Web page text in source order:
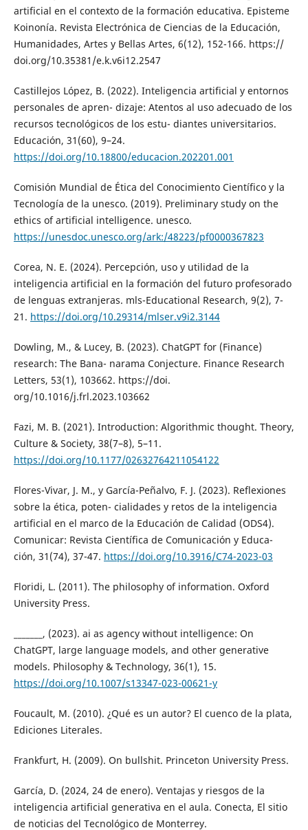
artificial en el contexto de la formación educativa. Episteme
Koinonía. Revista Electrónica de Ciencias de la Educación,
Humanidades, Artes y Bellas Artes, 6(12), 152-166. https://
doi.org/10.35381/e.k.v6i12.2547
Castillejos López, B. (2022). Inteligencia artificial y entornos
personales de apren- dizaje: Atentos al uso adecuado de los
recursos tecnológicos de los estu- diantes universitarios.
Educación, 31(60), 9–24.
https://doi.org/10.18800/educacion.202201.001
Comisión Mundial de Ética del Conocimiento Científico y la
Tecnología de la unesco. (2019). Preliminary study on the
ethics of artificial intelligence. unesco.
https://unesdoc.unesco.org/ark:/48223/pf0000367823
Corea, N. E. (2024). Percepción, uso y utilidad de la
inteligencia artificial en la formación del futuro profesorado
de lenguas extranjeras. mls-Educational Research, 9(2), 7-
21. https://doi.org/10.29314/mlser.v9i2.3144
Dowling, M., & Lucey, B. (2023). ChatGPT for (Finance)
research: The Bana- narama Conjecture. Finance Research
Letters, 53(1), 103662. https://doi.
org/10.1016/j.frl.2023.103662
Fazi, M. B. (2021). Introduction: Algorithmic thought. Theory,
Culture & Society, 38(7–8), 5–11.
https://doi.org/10.1177/02632764211054122
Flores-Vivar, J. M., y García-Peñalvo, F. J. (2023). Reflexiones
sobre la ética, poten- cialidades y retos de la inteligencia
artificial en el marco de la Educación de Calidad (ODS4).
Comunicar: Revista Científica de Comunicación y Educa-
ción, 31(74), 37-47. https://doi.org/10.3916/C74-2023-03
Floridi, L. (2011). The philosophy of information. Oxford
University Press.
_______, (2023). ai as agency without intelligence: On
ChatGPT, large language models, and other generative
models. Philosophy & Technology, 36(1), 15.
https://doi.org/10.1007/s13347-023-00621-y
Foucault, M. (2010). ¿Qué es un autor? El cuenco de la plata,
Ediciones Literales.
Frankfurt, H. (2009). On bullshit. Princeton University Press.
García, D. (2024, 24 de enero). Ventajas y riesgos de la
inteligencia artificial generativa en el aula. Conecta, El sitio
de noticias del Tecnológico de Monterrey.